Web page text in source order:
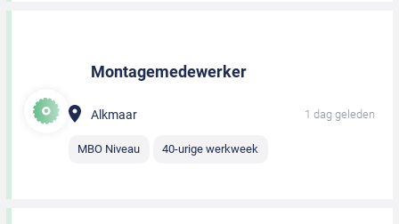
Montagemedewerker
Alkmaar 1 dag geleden
MBO Niveau 40-urige werkweek